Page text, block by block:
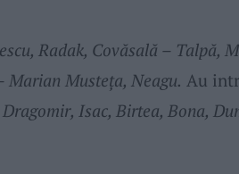
Radak, Covăsală – Talpă,
Marian Musteța, Neagu. Au
Isac, Birtea, Bona,